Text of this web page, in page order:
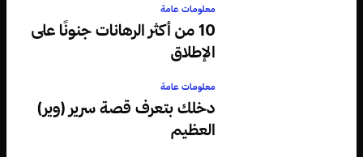
معلومات عامة
10 من أكثر الرهانات جنونًا على
الإطلاق
معلومات عامة
دخلك بتعرف قصة سرير (وير)
العظيم